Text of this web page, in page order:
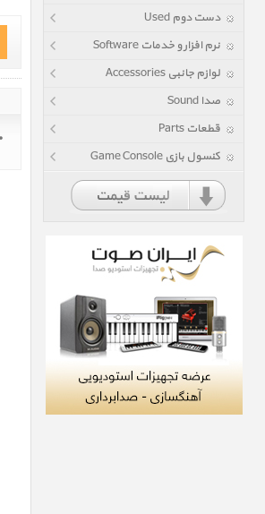
42mm
دست دوم Used
نرم افزار و خدمات Software
لوازم جانبی Accessories
صدا Sound
قطعات Parts
کنسول بازی Game Console